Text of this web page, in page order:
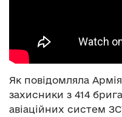
Як повідомляла
захисники з 414
авіаційних систем